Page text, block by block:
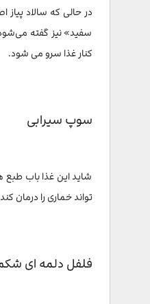
در حالی که سالاد پیاز
سفید» نیز گفته
کنار غذا سرو می شود.
سوپ سیرابی
شاید این غذا باب
تواند خماری را درمان
فلفل دلمه ای